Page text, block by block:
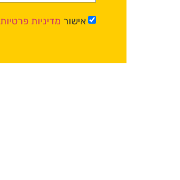
אישור מדיניות פרטיות